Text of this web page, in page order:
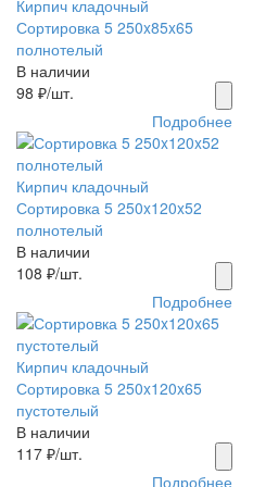
Кирпич кладочный
Сортировка 5 250x85x65
полнотелый
В наличии
98 ₽/шт.
Подробнее
Кирпич кладочный
Сортировка 5 250x120x52
полнотелый
В наличии
108 ₽/шт.
Подробнее
Кирпич кладочный
Сортировка 5 250x120x65
пустотелый
В наличии
117 ₽/шт.
Подробнее